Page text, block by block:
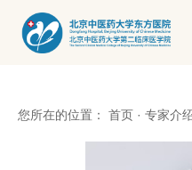
您所在的位置： 首页 · 专家介